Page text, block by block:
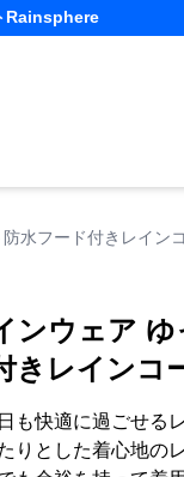
Rainsphere
水フード付きレイン
ンウェア
きレインコ
も快適に過ごせる
りとした着心地の